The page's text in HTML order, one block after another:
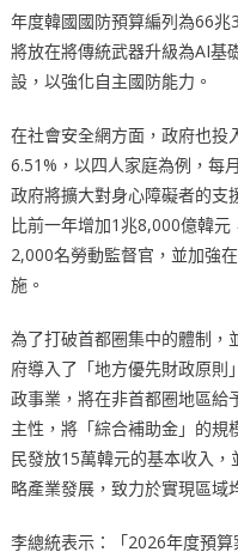
年度韓國國防預算編列為66
將放在將傳統武器升級為AI基
設，以強化自主國防能力。
在社會安全網方面，政府也投
6.51%，以四人家庭為例，每
政府將擴大對身心障礙者的支
比前一年增加1兆8,000億韓
2,000名勞動監督官，並加強
施。
為了打破首都圈集中的體制，
府導入了「地方優先財政原則
政事業，將在非首都圈地區給
主性，將「綜合補助金」的規
民發放15萬韓元的基本收入
略產業發展，致力於實現區域
李總統表示：「2026年度預